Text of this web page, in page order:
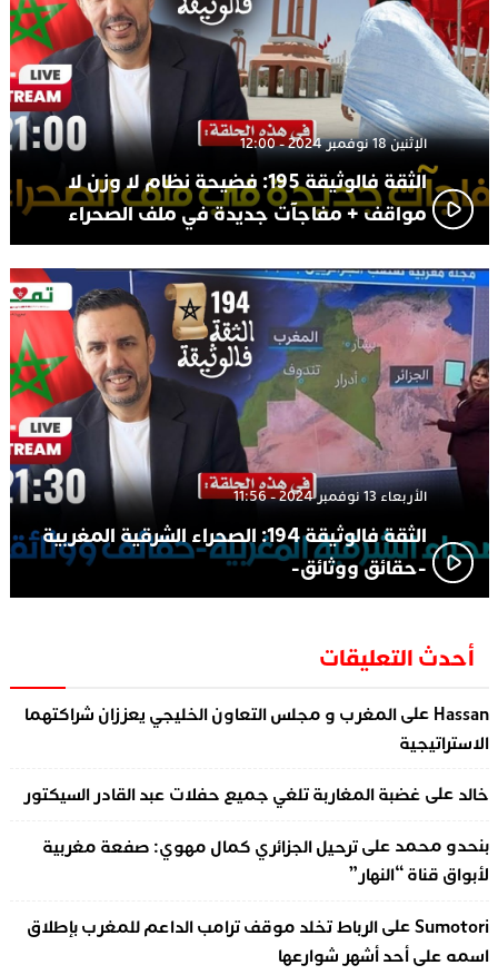
الإثنين 18 نوفمبر 2024 - 12:00
الثقة فالوثيقة 195: فضيحة نظام لا وزن لا
مواقف + مفاجآت جديدة في ملف الصحراء
الأربعاء 13 نوفمبر 2024 - 11:56
الثقة فالوثيقة 194: الصحراء الشرقية المغربية
-حقائق ووثائق-
أحدث التعليقات
Hassan علىالمغرب و مجلس التعاون الخليجي يعززان شراكتهما
الاستراتيجية
خالد على غضبة المغاربة تلغي جميع حفلات عبد القادر السيكتور
بنحدو محمد علىترحيل الجزائري كمال مهوي: صفعة مغربية
لأبواق قناة “النهار”
Sumotoriعلىالرباط تخلد موقف ترامب الداعم للمغرب بإطلاق
اسمه على أحد أشهر شوارعها